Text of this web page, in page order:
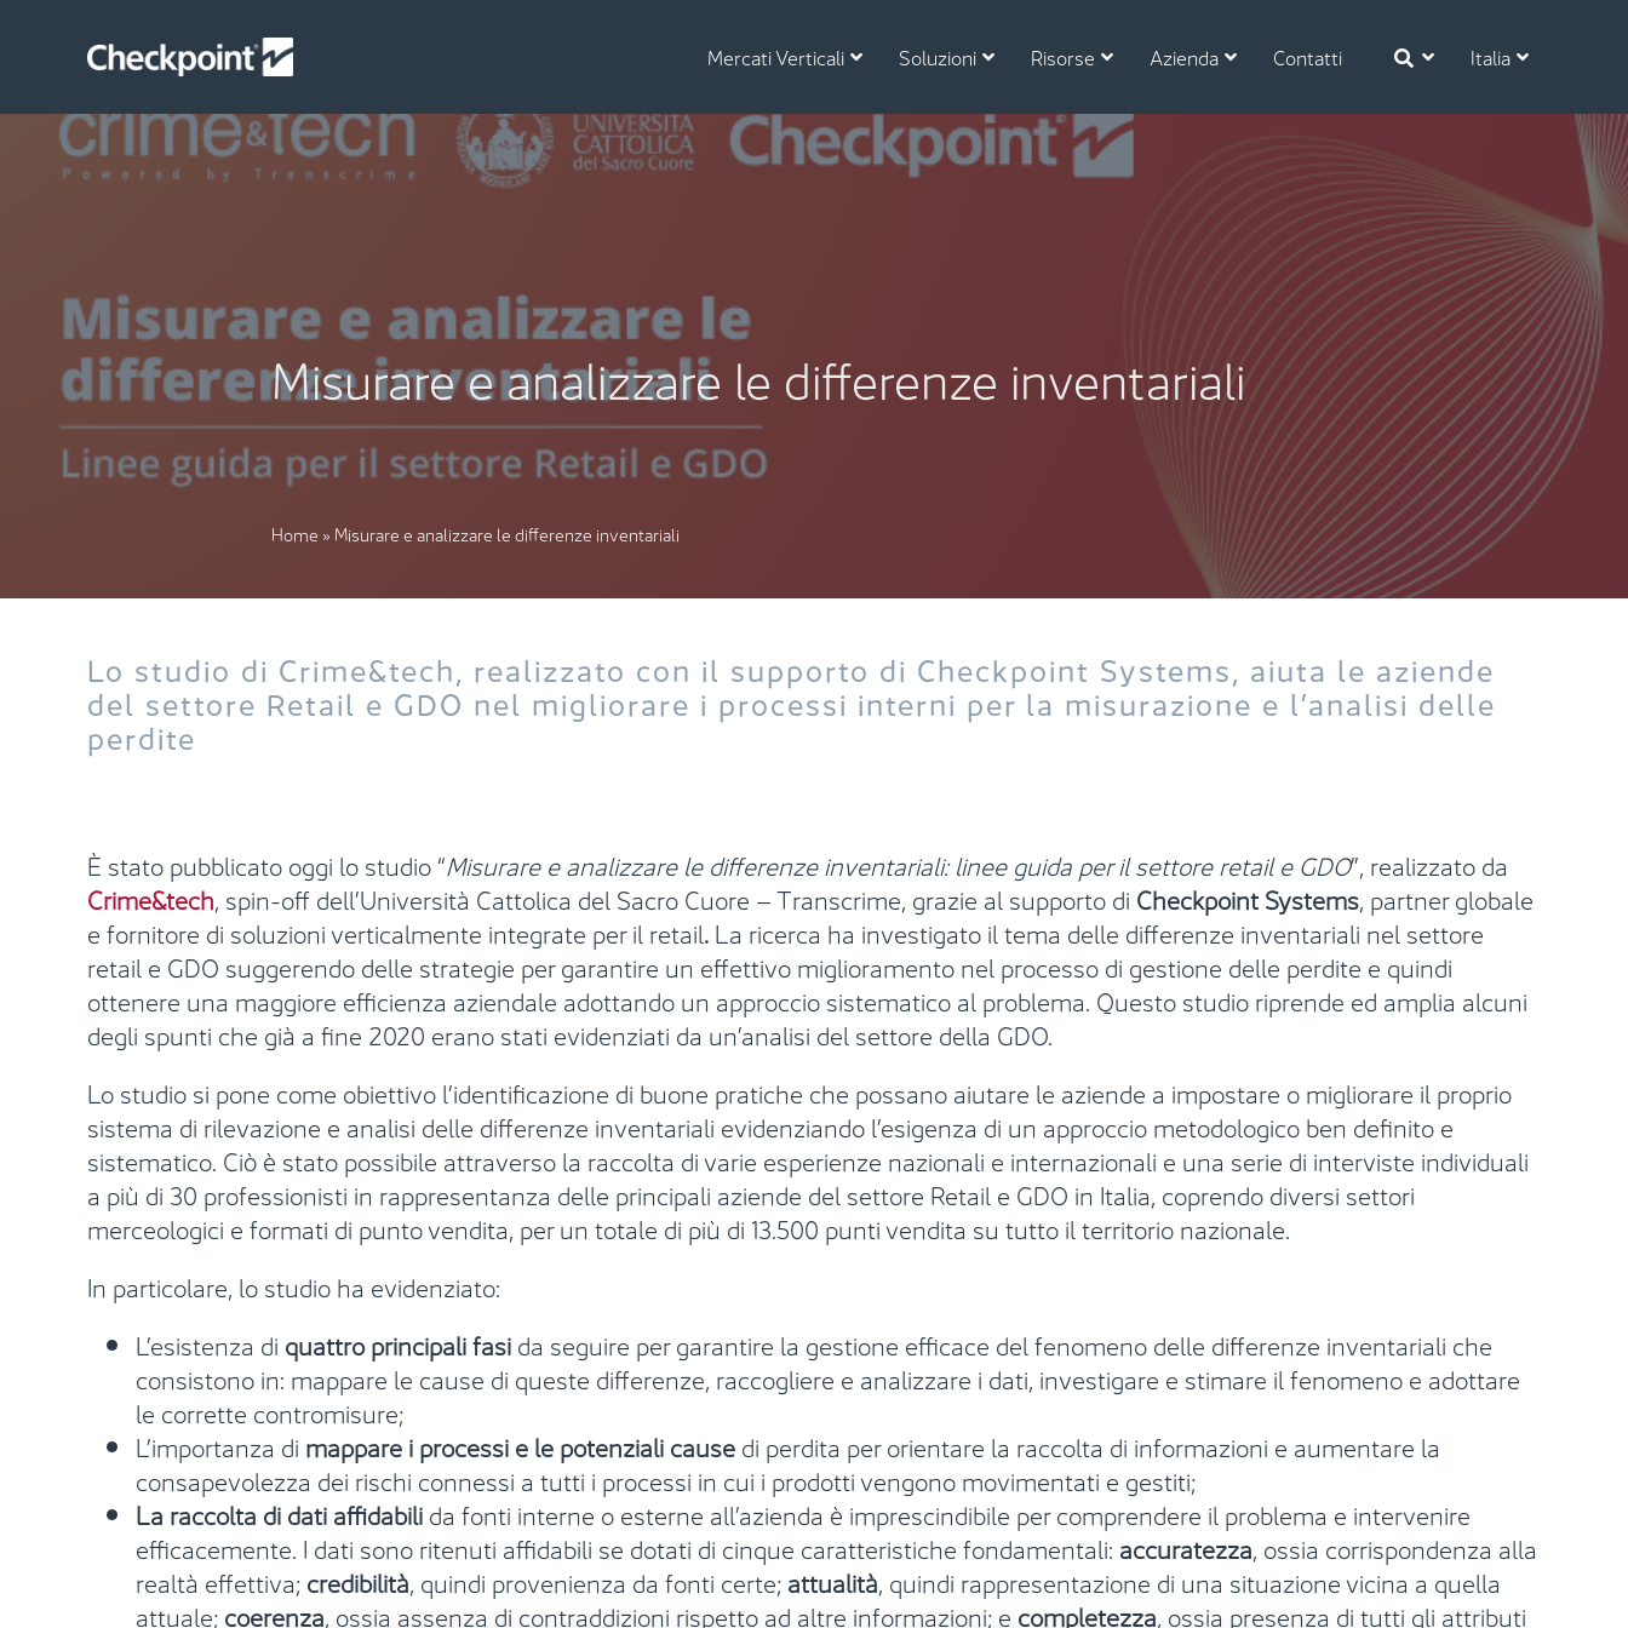
Mercati Verticali Soluzioni Risorse Azienda Contatti Italia
Misurare e analizzare le differenze inventariali
Home » Misurare e analizzare le differenze inventariali
Lo studio di Crime&tech, realizzato con il supporto di Checkpoint Systems, aiuta le aziende
del settore Retail e GDO nel migliorare i processi interni per la misurazione e l’analisi delle
perdite
È stato pubblicato oggi lo studio “Misurare e analizzare le differenze inventariali: linee guida per il settore retail e GDO”, realizzato da
Crime&tech, spin-off dell’Università Cattolica del Sacro Cuore – Transcrime, grazie al supporto di Checkpoint Systems, partner globale
e fornitore di soluzioni verticalmente integrate per il retail.La ricerca ha investigato il tema delle differenze inventariali nel settore
retail e GDO suggerendo delle strategie per garantire un effettivo miglioramento nel processo di gestione delle perdite e quindi
ottenere una maggiore efficienza aziendale adottando un approccio sistematico al problema. Questo studio riprende ed amplia alcuni
degli spunti che già a fine 2020 erano stati evidenziati da un’analisi del settore della GDO.
Lo studio si pone come obiettivo l’identificazione di buone pratiche che possano aiutare le aziende a impostare o migliorare il proprio
sistema di rilevazione e analisi delle differenze inventariali evidenziando l’esigenza di un approccio metodologico ben definito e
sistematico. Ciò è stato possibile attraverso la raccolta di varie esperienze nazionali e internazionali e una serie di interviste individuali
a più di 30 professionisti in rappresentanza delle principali aziende del settore Retail e GDO in Italia, coprendo diversi settori
merceologici e formati di punto vendita, per un totale di più di 13.500 punti vendita su tutto il territorio nazionale.
In particolare, lo studio ha evidenziato:
L’esistenza di quattro principali fasida seguire per garantire la gestione efficace del fenomeno delle differenze inventariali che
consistono in: mappare le cause di queste differenze, raccogliere e analizzare i dati, investigare e stimare il fenomeno e adottare
le corrette contromisure;
L’importanza di mappare i processi e le potenziali causedi perdita per orientare la raccolta di informazioni e aumentare la
consapevolezza dei rischi connessi a tutti i processi in cui i prodotti vengono movimentati e gestiti;
La raccolta di dati affidabilida fonti interne o esterne all’azienda è imprescindibile per comprendere il problema e intervenire
efficacemente. I dati sono ritenuti affidabili se dotati di cinque caratteristiche fondamentali: accuratezza, ossia corrispondenza alla
realtà effettiva;credibilità, quindi provenienza da fonti certe;attualità, quindi rappresentazione di una situazione vicina a quella
attuale;coerenza, ossia assenza di contraddizioni rispetto ad altre informazioni; e completezza, ossia presenza di tutti gli attributi